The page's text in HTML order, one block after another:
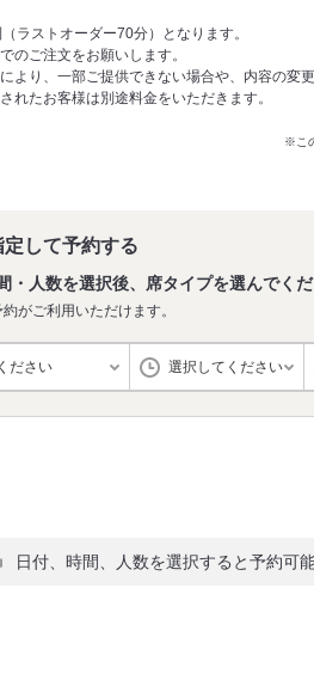
ラストオーダー70分）となります。
のご注文をお願いします。
より、一部ご提供できない場合や、内容の変
れたお客様は別途料金をいただきます。
※こ
して予約する
・人数を選択後、席タイプを選んでくだ
がご利用いただけます。
ださい 選択してください
日付、時間、人数を選択すると予約可